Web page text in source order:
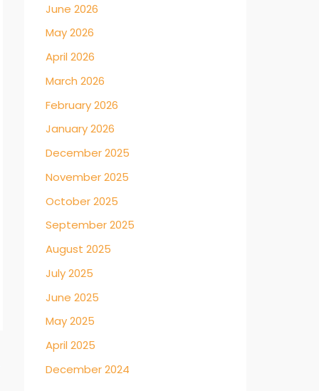
June 2026
May 2026
April 2026
March 2026
February 2026
January 2026
December 2025
November 2025
October 2025
September 2025
August 2025
July 2025
June 2025
May 2025
April 2025
December 2024